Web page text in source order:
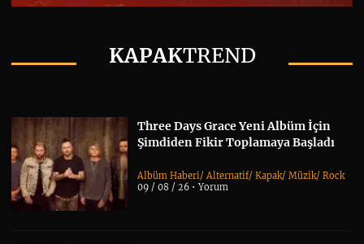
KAPAKTREND
Three Days Grace Yeni Albüm İçin
Şimdiden Fikir Toplamaya Başladı
Albüm Haberi/Alternatif/Kapak/Müzik/Rock
09 / 08 / 26 •Yorum